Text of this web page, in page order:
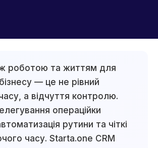
роботою та життям для
— це не рівний
а відчуття контролю.
операційки
рутини та чіткі
часу. Starta.one CRM